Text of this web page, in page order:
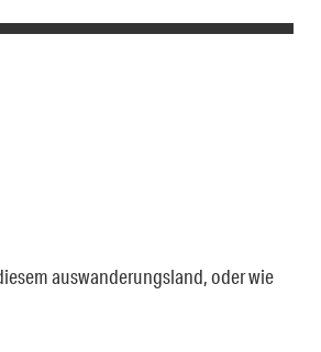
auswanderungsland, oder wie